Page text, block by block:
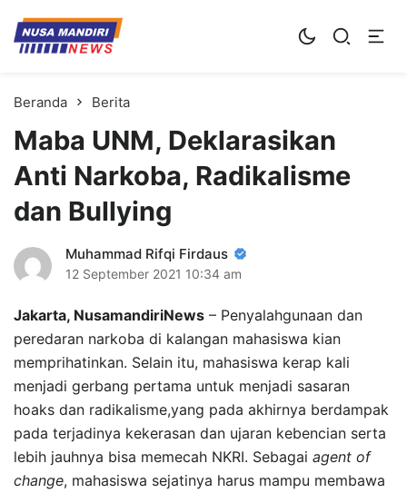
Kampus Digital Bisnis
Universitas Nusa Mandiri
Beranda Berita
Maba UNM, Deklarasikan
Anti Narkoba, Radikalisme
dan Bullying
Muhammad Rifqi Firdaus
12 September 2021 10:34 am
Jakarta, NusamandiriNews – Penyalahgunaan dan
peredaran narkoba di kalangan mahasiswa kian
memprihatinkan. Selain itu, mahasiswa kerap kali
menjadi gerbang pertama untuk menjadi sasaran
hoaks dan radikalisme,yang pada akhirnya berdampak
pada terjadinya kekerasan dan ujaran kebencian serta
lebih jauhnya bisa memecah NKRI. Sebagai agent of
change, mahasiswa sejatinya harus mampu membawa